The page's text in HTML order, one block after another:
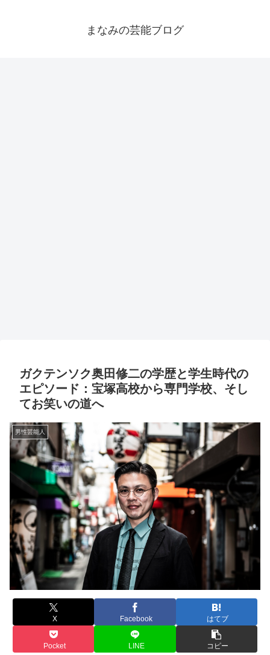
まなみの芸能ブログ
ガクテンソク奥田修二の学歴と学生時代の
エピソード：宝塚高校から専門学校、そし
てお笑いの道へ
男性芸能人
X Facebook はてブ
Pocket LINE コピー